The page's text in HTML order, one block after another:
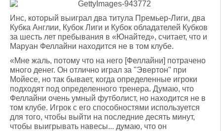
Инс, который выиграл два титула Премьер-Лиги, два
Кубка Англии, Кубок Лиги и Кубок обладателей Кубков
за шесть лет пребывания в «Юнайтед», считает, что и
Маруан Феллайни находится не в том клубе.
«Мне жаль, потому что на него [Феллайни] потрачено
много денег. Он отлично играл за "Эвертон" при
Мойесе, но так бывает, когда определенные игроки
подходят под определенного тренера. Думаю, что
Феллайни очень умный футболист, но находится не в
том клубе. Игрок с его способностями используется
для того, чтобы выйти на последние десять минут,
чтобы выигрывать навесы... думаю, что он